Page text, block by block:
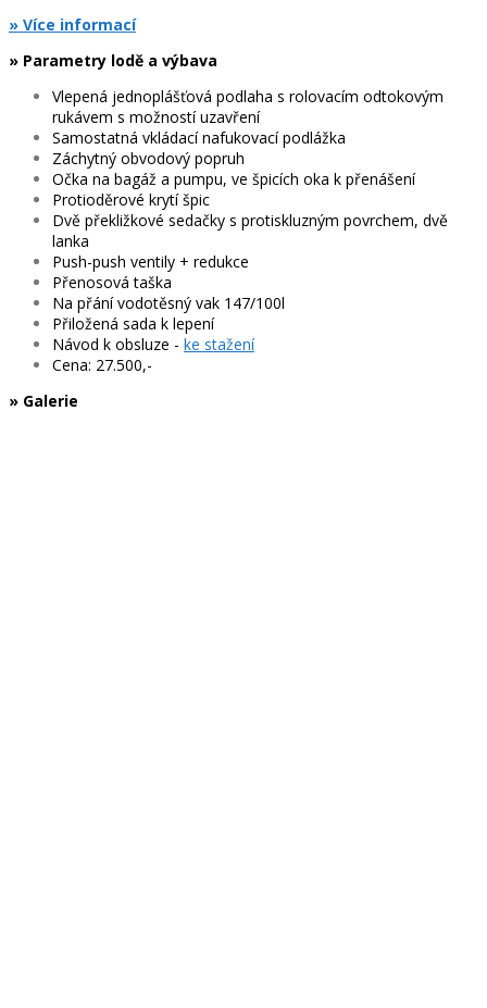
» Více informací
» Parametry lodě a výbava
Vlepená jednoplášťová podlaha s rolovacím odtokovým
rukávem s možností uzavření
Samostatná vkládací nafukovací podlážka
Záchytný obvodový popruh
Očka na bagáž a pumpu, ve špicích oka k přenášení
Protioděrové krytí špic
Dvě překližkové sedačky s protiskluzným povrchem, dvě
lanka
Push-push ventily + redukce
Přenosová taška
Na přání vodotěsný vak 147/100l
Přiložená sada k lepení
Návod k obsluze - ke stažení
Cena: 27.500,-
» Galerie